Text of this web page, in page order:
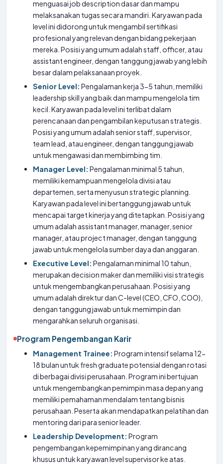
menguasai job description dasar dan mampu
melaksanakan tugas secara mandiri. Karyawan pada
level ini didorong untuk mengambil sertifikasi
profesional yang relevan dengan bidang pekerjaan
mereka. Posisi yang umum adalah staff, officer, atau
assistant engineer, dengan tanggung jawab yang lebih
besar dalam pelaksanaan proyek.
Senior Level: Pengalaman kerja 3-5 tahun, memiliki
leadership skill yang baik dan mampu mengelola tim
kecil. Karyawan pada level ini terlibat dalam
perencanaan dan pengambilan keputusan strategis.
Posisi yang umum adalah senior staff, supervisor,
team lead, atau engineer, dengan tanggung jawab
untuk mengawasi dan membimbing tim.
Manager Level: Pengalaman minimal 5 tahun,
memiliki kemampuan mengelola divisi atau
departemen, serta menyusun strategic planning.
Karyawan pada level ini bertanggung jawab untuk
mencapai target kinerja yang ditetapkan. Posisi yang
umum adalah assistant manager, manager, senior
manager, atau project manager, dengan tanggung
jawab untuk mengelola sumber daya dan anggaran.
Executive Level: Pengalaman minimal 10 tahun,
merupakan decision maker dan memiliki visi strategis
untuk mengembangkan perusahaan. Posisi yang
umum adalah direktur dan C-level (CEO, CFO, COO),
dengan tanggung jawab untuk memimpin dan
mengarahkan seluruh organisasi.
Program Pengembangan Karir
Management Trainee: Program intensif selama 12-
18 bulan untuk fresh graduate potensial dengan rotasi
di berbagai divisi perusahaan. Program ini bertujuan
untuk mengembangkan pemimpin masa depan yang
memiliki pemahaman mendalam tentang bisnis
perusahaan. Peserta akan mendapatkan pelatihan dan
mentoring dari para senior leader.
Leadership Development: Program
pengembangan kepemimpinan yang dirancang
khusus untuk karyawan level supervisor ke atas.